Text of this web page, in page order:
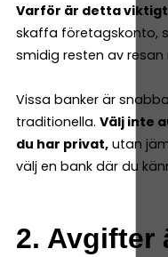
Varför är detta
skaffa företagskonto,
smidig resten av
Vissa banker är
traditionella. Välj inte
du har privat, utan
välj en bank där du
2. Avgifter